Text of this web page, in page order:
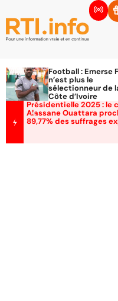
Football : Emerse
n’est plus le
sélectionneur de
Côte d’Ivoire
Présidentielle 2025 : le
Alassane Ouattara
89,77% des suffrages